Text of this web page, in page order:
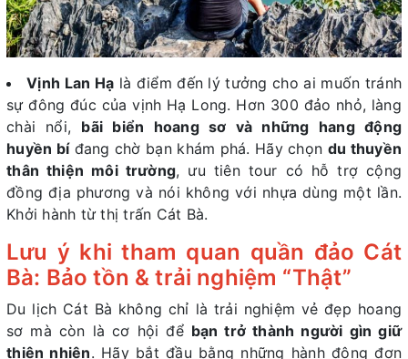
Vịnh Lan Hạ là điểm đến lý tưởng cho ai muốn tránh
sự đông đúc của vịnh Hạ Long. Hơn 300 đảo nhỏ, làng
chài nổi, bãi biển hoang sơ và những hang động
huyền bíđang chờ bạn khám phá. Hãy chọn du thuyền
thân thiện môi trường, ưu tiên tour có hỗ trợ cộng
đồng địa phương và nói không với nhựa dùng một lần.
Khởi hành từ thị trấn Cát Bà.
Lưu ý khi tham quan quần đảo Cát
Bà: Bảo tồn & trải nghiệm “Thật”
Du lịch Cát Bà không chỉ là trải nghiệm vẻ đẹp hoang
sơ mà còn là cơ hội để bạn trở thành người gìn giữ
thiên nhiên. Hãy bắt đầu bằng những hành động đơn